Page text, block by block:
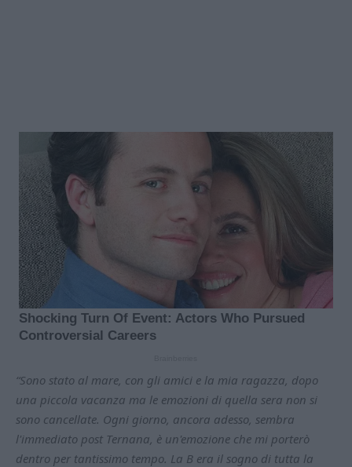
“Sono stato al mare, con gli amici e la mia ragazza, dopo
una piccola vacanza ma le emozioni di quella sera non si
sono cancellate. Ogni giorno, ancora adesso, sembra
l'immediato post Ternana, è un'emozione che mi porterò
dentro per tantissimo tempo. La B era il sogno di tutta la